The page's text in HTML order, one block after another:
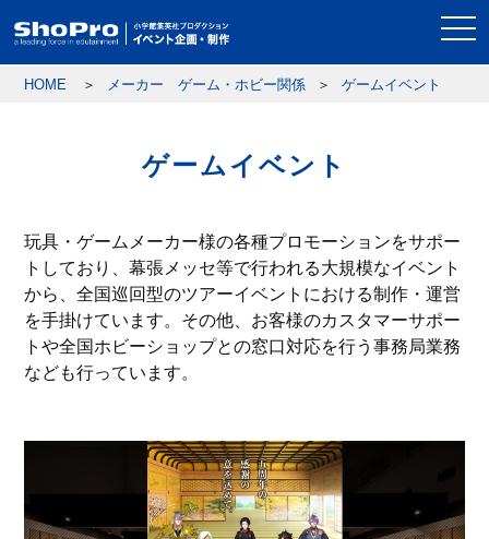
HOME メーカー ゲーム・ホビー関係 ゲームイベント
ゲームイベント
玩具・ゲームメーカー様の各種プロモーションをサポー
トしており、幕張メッセ等で行われる大規模なイベント
から、全国巡回型のツアーイベントにおける制作・運営
を手掛けています。その他、お客様のカスタマーサポー
トや全国ホビーショップとの窓口対応を行う事務局業務
なども行っています。